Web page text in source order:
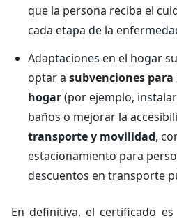
que la persona reciba el
cada etapa de la
Adaptaciones en el hogar
optar a subvenciones
hogar(por ejemplo,
baños o mejorar la
transporte y movilidad,
estacionamiento para
descuentos en transporte
En definitiva, el certificado